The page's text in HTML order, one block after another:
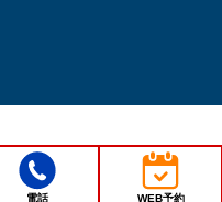
電話 WEB予約